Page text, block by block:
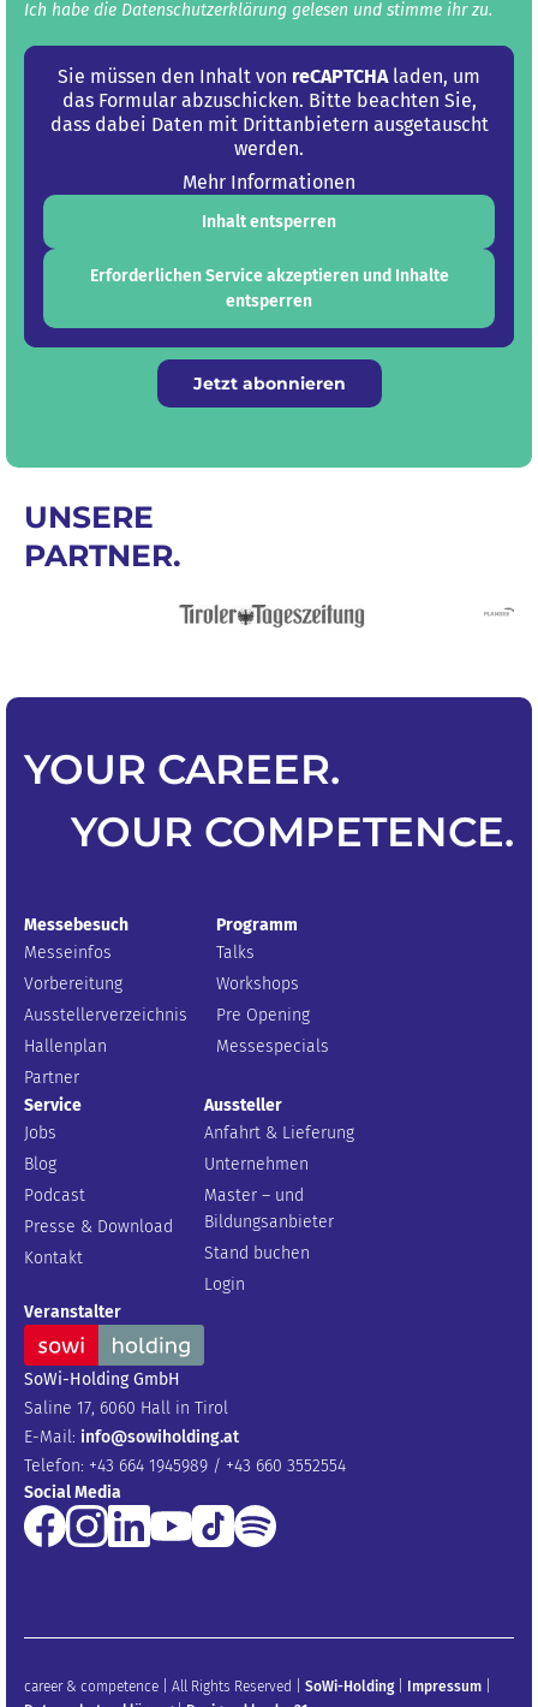
Ich habe die Datenschutz­erklärung gelesen und stimme ihr zu.
Sie müssen den Inhalt von reCAPTCHAladen, um
das Formular abzuschicken. Bitte beachten Sie,
dass dabei Daten mit Drittanbietern ausgetauscht
werden.
Mehr Informationen
Inhalt entsperren
Erforderlichen Service akzeptieren und Inhalte
entsperren
Jetzt abonnieren
UNSERE
PARTNER.
YOUR CAREER.
YOUR COMPETENCE.
Messebesuch
Messeinfos
Vorbereitung
Ausstellerverzeichnis
Hallenplan
Partner
Programm
Talks
Workshops
Pre Opening
Messespecials
Service
Jobs
Blog
Podcast
Presse & Download
Kontakt
Aussteller
Anfahrt & Lieferung
Unternehmen
Master – und
Bildungsanbieter
Stand buchen
Login
Veranstalter
SoWi-Holding GmbH
Saline 17, 6060 Hall in Tirol
E-Mail: info@sowiholding.at
Telefon: +43 664 1945989 / +43 660 3552554
Social Media
career & competence | All Rights Reserved | SoWi-Holding| Impressum